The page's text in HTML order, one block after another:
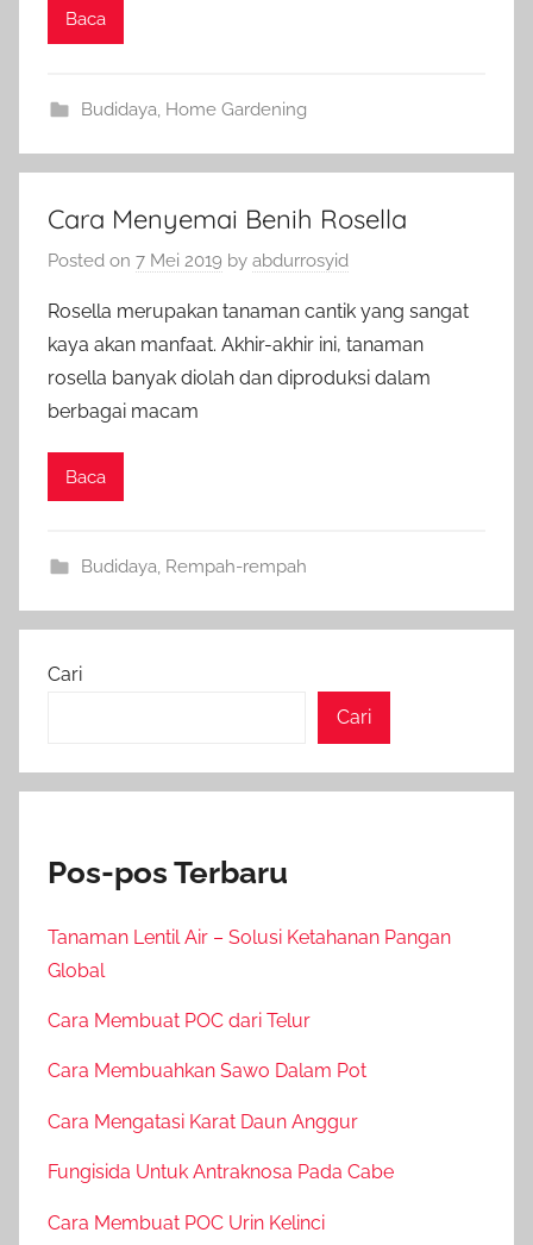
Baca
Budidaya Home Gardening
Cara Menyemai Benih Rosella
Posted on 7 Mei 2019 by abdurrosyid
Rosella merupakan tanaman cantik yang sangat
kaya akan manfaat. Akhir-akhir ini, tanaman
rosella banyak diolah dan diproduksi dalam
berbagai macam
Baca
Budidaya, Rempah-rempah
Cari
Cari
Pos-pos Terbaru
Tanaman Lentil Air – Solusi Ketahanan Pangan
Global
Cara Membuat POC dari Telur
Cara Membuahkan Sawo Dalam Pot
Cara Mengatasi Karat Daun Anggur
Fungisida Untuk Antraknosa Pada Cabe
Cara Membuat POC Urin Kelinci